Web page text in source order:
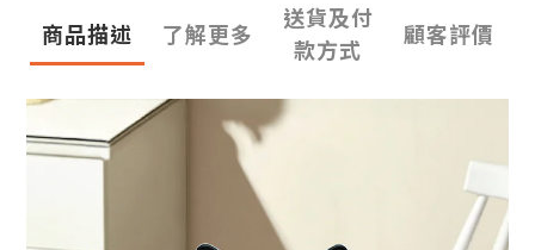
商品描述 了解更多
送貨及付
款方式
顧客評價